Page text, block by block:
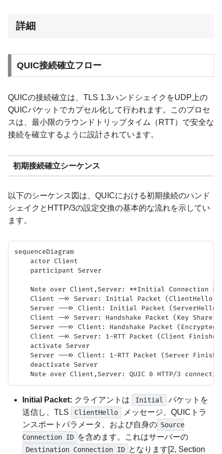
詳細
QUIC接続確立フロー
QUICの接続確立は、TLS 1.3ハンドシェイクをUDP上の
QUICパケットでカプセル化して行われます。このプロセ
スは、最小限のラウンドトリップタイム（RTT）で安全な
接続を確立するように設計されています。
初期接続確立シーケンス
以下のシーケンス図は、QUICにおける初期接続のハンド
シェイクとHTTP/3の設定交換の基本的な流れを示してい
ます。
sequenceDiagram
    actor Client
    participant Server
Note over Client,Server: **Initial Connection
Client ->> Server: Initial Packet (ClientHello,
Server -->> Client: Initial Packet
Client ->> Server: Handshake Packet (Key Share,
Server -->> Client: Handshake Packet
Client ->> Server: 1-RTT Packet (Client
    activate Server
Server -->> Client: 1-RTT Packet (Server
    deactivate Server
Initial Packet: クライアントは Initial
パケットを
送信し、TLS
ClientHello
メッセージ、QUICトラ
ンスポートパラメータ、および自身の Source
Connection ID を含めます。これはサーバーの
Destination Connection ID となります[2, Section